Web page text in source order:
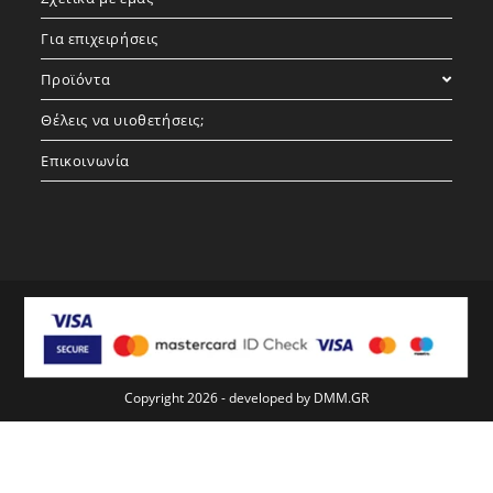
Για επιχειρήσεις
Προϊόντα
Θέλεις να υιοθετήσεις;
Επικοινωνία
Copyright 2026 - developed by DMM.GR